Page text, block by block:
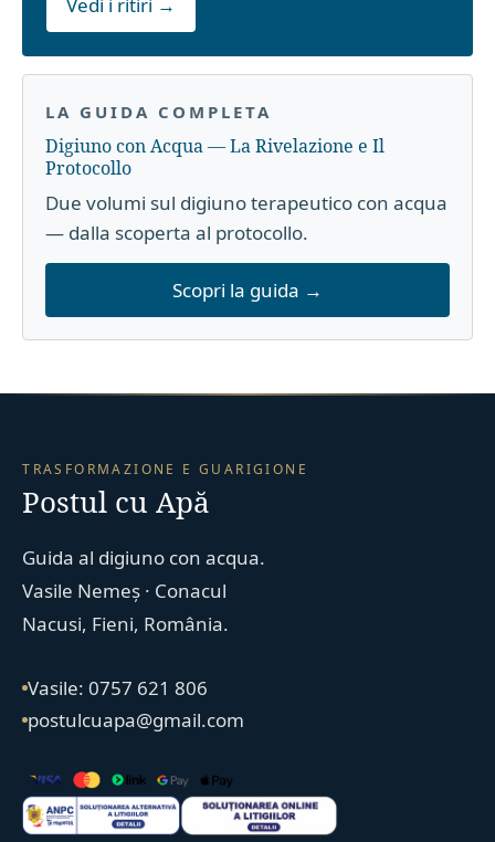
LA GUIDA COMPLETA
Digiuno con Acqua — La Rivelazione e Il
Protocollo
Due volumi sul digiuno terapeutico con acqua
— dalla scoperta al protocollo.
Scopri la guida →
TRASFORMAZIONE E GUARIGIONE
Postul cu Apă
Guida al digiuno con acqua.
Vasile Nemeș · Conacul
Nacusi, Fieni, România.
Vasile: 0757 621 806
postulcuapa@gmail.com